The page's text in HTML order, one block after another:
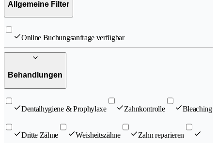
Allgemeine Filter
Online Buchungsanfrage verfügbar
Behandlungen
Dentalhygiene & Prophylaxe Zahnkontrolle Bleaching
Dritte Zähne Weisheitszähne Zahn reparieren